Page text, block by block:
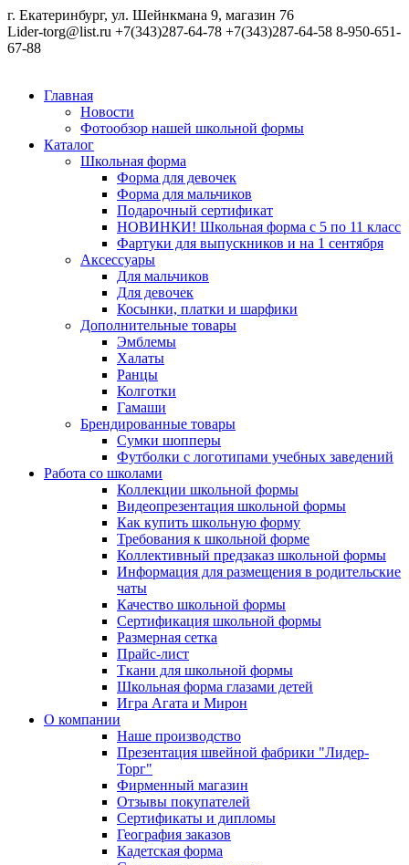
г. Екатеринбург, ул. Шейнкмана 9, магазин 76
Lider-torg@list.ru +7(343)287-64-78 +7(343)287-64-58 8-950-651-
67-88
Главная
Новости
Фотообзор нашей школьной формы
Каталог
Школьная форма
Форма для девочек
Форма для мальчиков
Подарочный сертификат
НОВИНКИ! Школьная форма с 5 по 11 класс
Фартуки для выпускников и на 1 сентября
Аксессуары
Для мальчиков
Для девочек
Косынки, платки и шарфики
Дополнительные товары
Эмблемы
Халаты
Ранцы
Колготки
Гамаши
Брендированные товары
Сумки шопперы
Футболки с логотипами учебных заведений
Работа со школами
Коллекции школьной формы
Видеопрезентация школьной формы
Как купить школьную форму
Требования к школьной форме
Коллективный предзаказ школьной формы
Информация для размещения в родительские
чаты
Качество школьной формы
Сертификация школьной формы
Размерная сетка
Прайс-лист
Ткани для школьной формы
Школьная форма глазами детей
Игра Агата и Мирон
О компании
Наше производство
Презентация швейной фабрики "Лидер-
Торг"
Фирменный магазин
Отзывы покупателей
Сертификаты и дипломы
География заказов
Кадетская форма